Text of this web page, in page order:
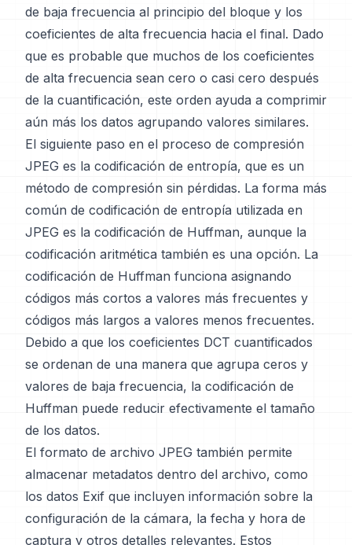
de baja frecuencia al principio del bloque y los
coeficientes de alta frecuencia hacia el final. Dado
que es probable que muchos de los coeficientes
de alta frecuencia sean cero o casi cero después
de la cuantificación, este orden ayuda a comprimir
aún más los datos agrupando valores similares.
El siguiente paso en el proceso de compresión
JPEG es la codificación de entropía, que es un
método de compresión sin pérdidas. La forma más
común de codificación de entropía utilizada en
JPEG es la codificación de Huffman, aunque la
codificación aritmética también es una opción. La
codificación de Huffman funciona asignando
códigos más cortos a valores más frecuentes y
códigos más largos a valores menos frecuentes.
Debido a que los coeficientes DCT cuantificados
se ordenan de una manera que agrupa ceros y
valores de baja frecuencia, la codificación de
Huffman puede reducir efectivamente el tamaño
de los datos.
El formato de archivo JPEG también permite
almacenar metadatos dentro del archivo, como
los datos Exif que incluyen información sobre la
configuración de la cámara, la fecha y hora de
captura y otros detalles relevantes. Estos